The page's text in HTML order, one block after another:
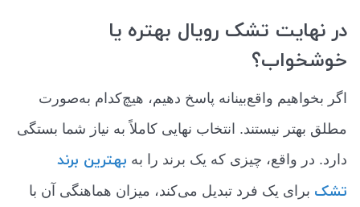
در نهایت تشک رویال بهتره یا
خوشخواب؟
اگر بخواهیم واقع‌بینانه پاسخ دهیم، هیچ‌کدام به‌صورت
مطلق بهتر نیستند. انتخاب نهایی کاملاً به نیاز شما بستگی
دارد. در واقع، چیزی که یک برند را به بهترین برند
تشک برای یک فرد تبدیل می‌کند، میزان هماهنگی آن با